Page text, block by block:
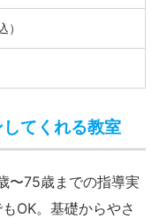
てくれる教室
〜75歳までの指導実
OK。基礎からやさ